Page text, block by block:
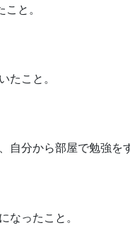
と。
たこと。
自分から部屋で勉強を
なったこと。